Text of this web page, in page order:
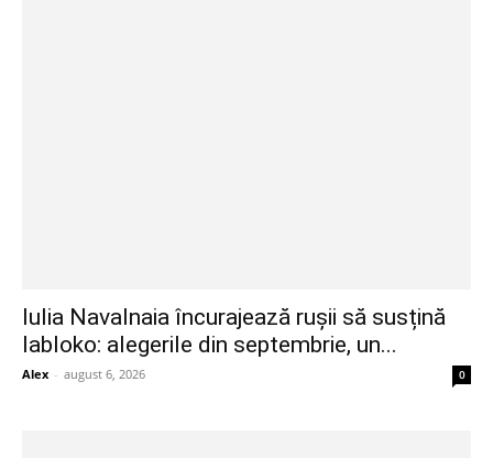
Iulia Navalnaia încurajează rușii să susțină
Iabloko: alegerile din septembrie, un...
Alex - august 6, 2026 0